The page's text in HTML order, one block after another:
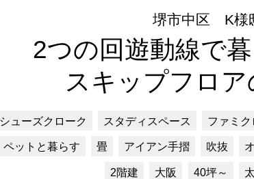
堺市中区 K様
2つの回遊動線で
スキップフロ
シューズクローク スタディスペース ファミク
ペットと暮らす 畳 アイアン手摺 吹抜
2階建 大阪 40坪～